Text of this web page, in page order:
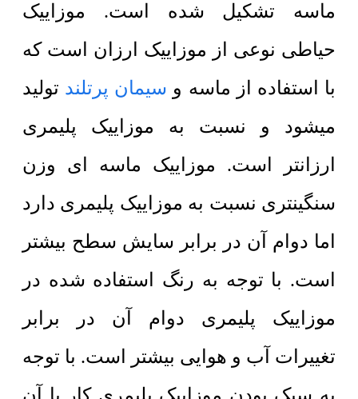
ماسه تشکیل شده است. موزاییک
حیاطی نوعی از موزاییک ارزان است که
با استفاده از ماسه و سیمان پرتلند تولید
میشود و نسبت به موزاییک پلیمری
ارزانتر است. موزاییک ماسه ای وزن
سنگینتری نسبت به موزاییک پلیمری دارد
اما دوام آن در برابر سایش سطح بیشتر
است. با توجه به رنگ استفاده شده در
موزاییک پلیمری دوام آن در برابر
تغییرات آب و هوایی بیشتر است. با توجه